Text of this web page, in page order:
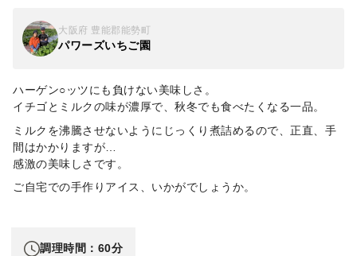
大阪府 豊能郡能勢町
パワーズいちご園
ハーゲン○ッツにも負けない美味しさ。
イチゴとミルクの味が濃厚で、秋冬でも食べたくなる一品。
ミルクを沸騰させないようにじっくり煮詰めるので、正直、手
間はかかりますが…
感激の美味しさです。
ご自宅での手作りアイス、いかがでしょうか。
調理時間：60分